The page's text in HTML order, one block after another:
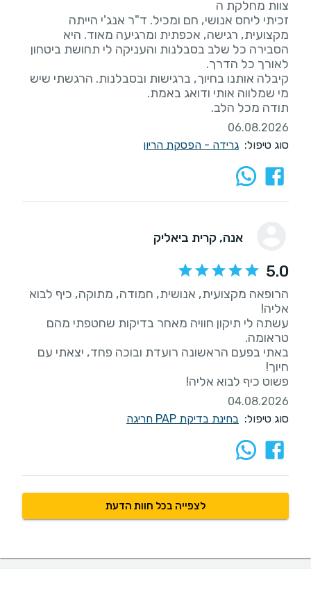
זכיתי ליחס אנושי, חם ומכיל. ד"ר אנג'י הייתה
מקצועית, רגישה, אכפתית ומרגיעה מאוד. היא
הסבירה כל שלב בסבלנות והעניקה לי תחושת ביטחון
קיבלה אותנו בחיוך, ברגישות ובסבלנות. הרגשתי שיש
תודה מכל הלב.
06.08.2026
סוג טיפול: גרידה - הפסקת הריון
אנה, קרית ביאליק
5.0
הרופאה מקצועית, אנושית, חמודה, מתוקה, כיף לבוא
עשתה לי תיקון חוויה מאחר בדיקות שחטפתי מהם
באתי בפעם הראשונה רועדת ובוכה פחד, יצאתי עם
פשוט כיף לבוא אליה!
04.08.2026
סוג טיפול: בחינת בדיקת PAP חריגה
לצפייה בכל חוות הדעת